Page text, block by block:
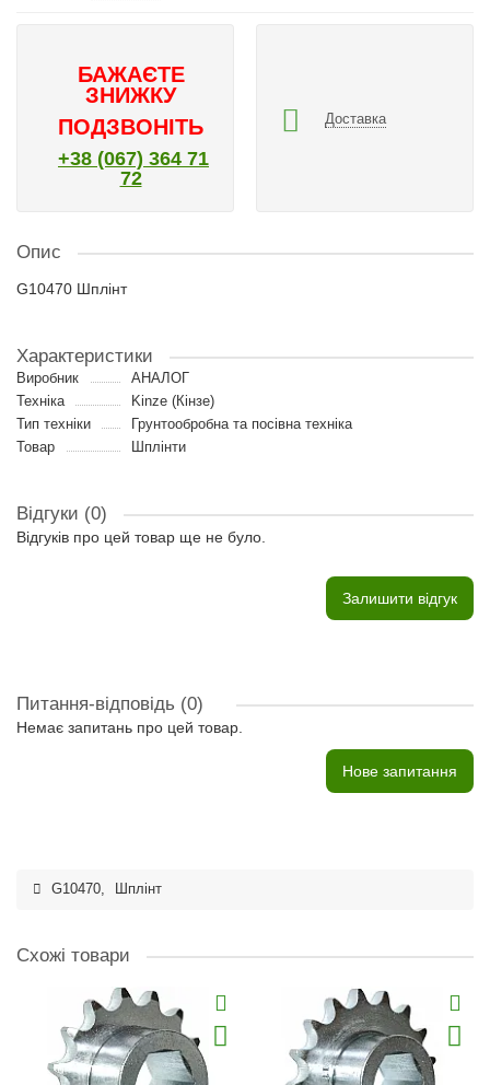
БАЖАЄТЕ
ЗНИЖКУ
ПОДЗВОНІТЬ
+38 (067) 364 71
72
Доставка
Опис
G10470 Шплінт
Характеристики
Виробник
АНАЛОГ
Техніка
Kinze (Кінзе)
Тип техніки
Грунтообробна та посівна техніка
Товар
Шплінти
Відгуки (0)
Відгуків про цей товар ще не було.
Залишити відгук
Питання-відповідь (0)
Немає запитань про цей товар.
Нове запитання
G10470, Шплінт
Схожі товари